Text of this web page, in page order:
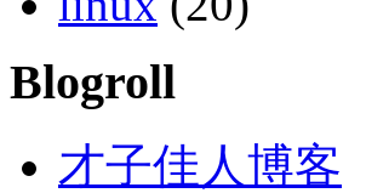
Blogroll
才子佳人博客